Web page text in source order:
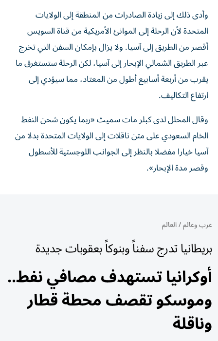
وأدى ذلك إلى زيادة الصادرات من المنطقة إلى الولايات
المتحدة لأن الرحلة إلى الموانئ الأمريكية من قناة السويس
أقصر ‌من الطريق إلى ‌آسيا. ولا يزال بإمكان السفن ⁠التي تخرج
عبر الطريق الشمالي الإبحار إلى آسيا، لكن ‌الرحلة ستستغرق ما
يقرب من أربعة أسابيع أطول من المعتاد، مما سيؤدي إلى
ارتفاع التكاليف.
وقال المحلل لدى ⁠كبلر مات سميث «ربما يكون شحن النفط
الخام السعودي على ​متن ناقلات إلى الولايات المتحدة بدلا من
آسيا خيارا مفضلا بالنظر إلى الجوانب اللوجستية للأسطول
وقصر مدة الإبحار».
عرب وعالم/العالم
بريطانيا تدرج سفناً وبنوكاً بعقوبات جديدة
أوكرانيا تستهدف مصافي نفط..
وموسكو تقصف محطة قطار
وناقلة